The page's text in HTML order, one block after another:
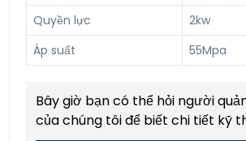
Quyền lực
2kw
Áp suất
55Mpa
Bây giờ bạn có thể hỏi người
của chúng tôi để biết chi tiết kỹ